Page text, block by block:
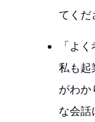
てくだ
「よ
私も起
がわか
な会話